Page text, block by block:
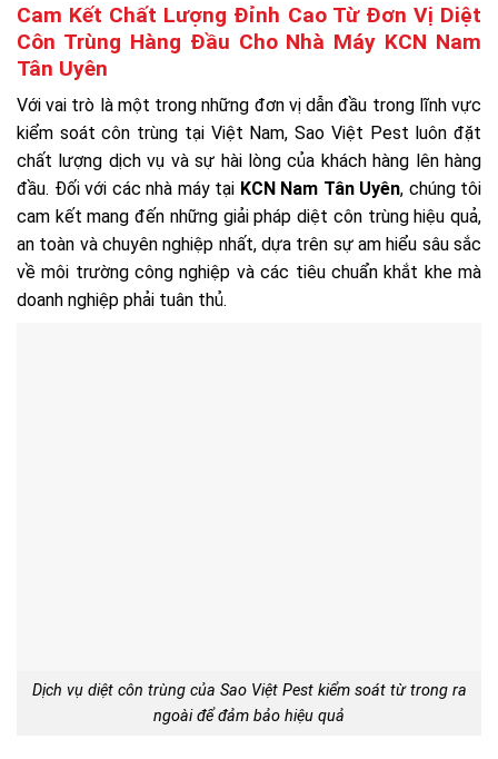
Cam Kết Chất Lượng Đỉnh Cao Từ Đơn Vị Diệt
Côn Trùng Hàng Đầu Cho Nhà Máy KCN Nam
Tân Uyên
Với vai trò là một trong những đơn vị dẫn đầu trong lĩnh vực
kiểm soát côn trùng tại Việt Nam, Sao Việt Pest luôn đặt
chất lượng dịch vụ và sự hài lòng của khách hàng lên hàng
đầu. Đối với các nhà máy tại KCN Nam Tân Uyên, chúng tôi
cam kết mang đến những giải pháp diệt côn trùng hiệu quả,
an toàn và chuyên nghiệp nhất, dựa trên sự am hiểu sâu sắc
về môi trường công nghiệp và các tiêu chuẩn khắt khe mà
doanh nghiệp phải tuân thủ.
Dịch vụ diệt côn trùng của Sao Việt Pest kiểm soát từ trong ra
ngoài để đảm bảo hiệu quả